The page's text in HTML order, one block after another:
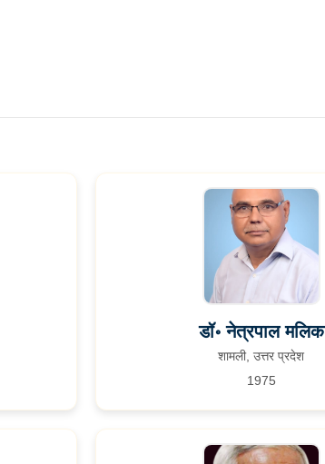
डॉ॰ नेत्रपाल मलिक
शामली, उत्तर प्रदेश
1975